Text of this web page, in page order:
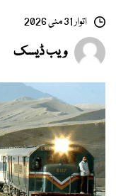
اتوار 31 مئی 2026
ویب ڈیسک